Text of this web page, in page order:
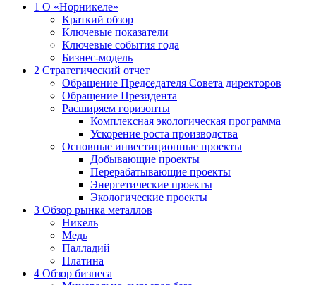
1 О «Норникеле»
Краткий обзор
Ключевые показатели
Ключевые события года
Бизнес-модель
2 Стратегический отчет
Обращение Председателя Совета директоров
Обращение Президента
Расширяем горизонты
Комплексная экологическая программа
Ускорение роста производства
Основные инвестиционные проекты
Добывающие проекты
Перерабатывающие проекты
Энергетические проекты
Экологические проекты
3 Обзор рынка металлов
Никель
Медь
Палладий
Платина
4 Обзор бизнеса